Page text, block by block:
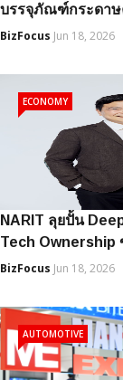
บรรจุภัณฑ์กระดาษ
BizFocus Jun 18, 2026
NARIT ลุยปั้น
Tech Ownership
BizFocus Jun 18, 2026
ECONOMY
AUTOMOTIVE